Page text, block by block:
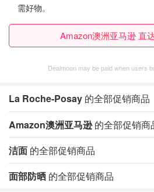
需好物。
Amazon澳洲亚马逊 直
Dealmoon may be paid when users
La Roche-Posay 的全部促销商品
Amazon澳洲亚马逊的全部促销商
洁面 的全部促销商品
面部防晒 的全部促销商品